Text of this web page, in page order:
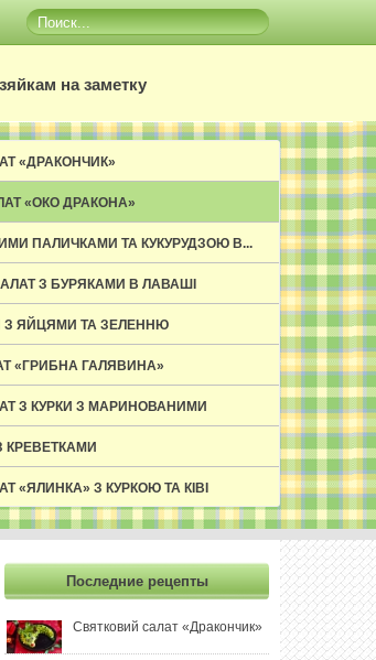
на заметку
«ДРАКОНЧИК»
«ОКО ДРАКОНА»
ПАЛИЧКАМИ ТА КУКУРУДЗОЮ В...
З БУРЯКАМИ В ЛАВАШІ
З ЯЙЦЯМИ ТА ЗЕЛЕННЮ
«ГРИБНА ГАЛЯВИНА»
З КУРКИ З МАРИНОВАНИМИ
КРЕВЕТКАМИ
«ЯЛИНКА» З КУРКОЮ ТА КІВІ
КРАБОВИМИ ПАЛИЧКАМИ В
ВЕЧІР»
БУРЯКА ТА МОРКВИ
Последние рецепты
Святковий салат «Дракончик»